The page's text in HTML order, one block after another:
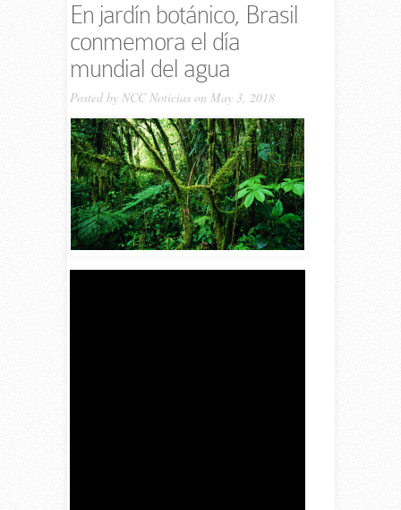
En jardín botánico, Brasil
conmemora el día
mundial del agua
Posted by NCC Noticiason May 3, 2018